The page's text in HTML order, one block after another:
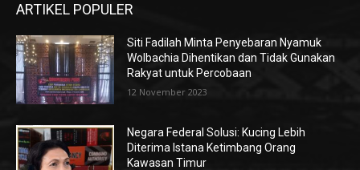
ARTIKEL POPULER
Siti Fadilah Minta Penyebaran Nyamuk
Wolbachia Dihentikan dan Tidak Gunakan
Rakyat untuk Percobaan
12 November 2023
Negara Federal Solusi: Kucing Lebih
Diterima Istana Ketimbang Orang
Kawasan Timur